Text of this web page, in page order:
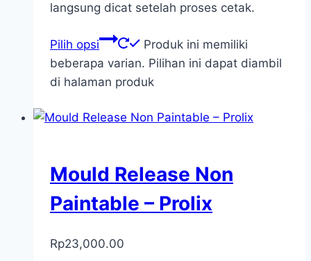
langsung dicat setelah proses cetak.
Pilih opsi
Produk ini memiliki
beberapa varian. Pilihan ini dapat diambil
di halaman produk
Mould Release Non
Paintable – Prolix
Rp23,000.00